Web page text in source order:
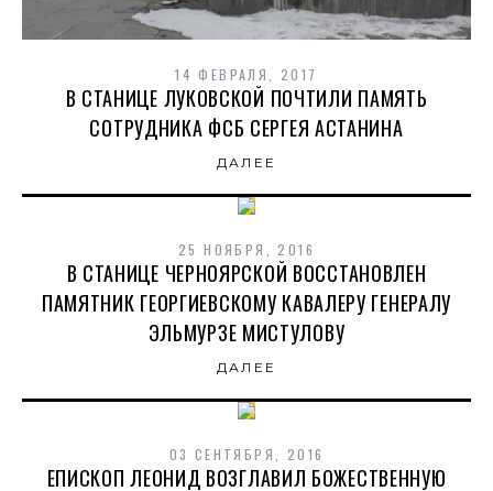
14 ФЕВРАЛЯ, 2017
В СТАНИЦЕ ЛУКОВСКОЙ ПОЧТИЛИ ПАМЯТЬ
СОТРУДНИКА ФСБ СЕРГЕЯ АСТАНИНА
ДАЛЕЕ
25 НОЯБРЯ, 2016
В СТАНИЦЕ ЧЕРНОЯРСКОЙ ВОССТАНОВЛЕН
ПАМЯТНИК ГЕОРГИЕВСКОМУ КАВАЛЕРУ ГЕНЕРАЛУ
ЭЛЬМУРЗЕ МИСТУЛОВУ
ДАЛЕЕ
03 СЕНТЯБРЯ, 2016
ЕПИСКОП ЛЕОНИД ВОЗГЛАВИЛ БОЖЕСТВЕННУЮ